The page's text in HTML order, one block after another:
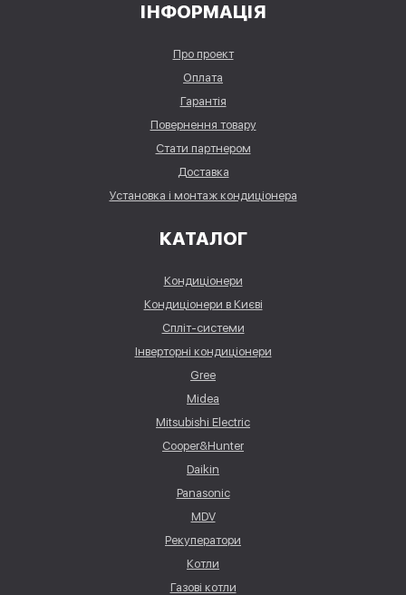
ІНФОРМАЦІЯ
Про проект
Оплата
Гарантія
Повернення товару
Стати партнером
Доставка
Установка і монтаж кондиціонера
КАТАЛОГ
Кондиціонери
Кондиціонери в Києві
Спліт-системи
Інверторні кондиціонери
Gree
Midea
Mitsubishi Electric
Cooper&Hunter
Daikin
Panasonic
MDV
Рекуператори
Котли
Газові котли